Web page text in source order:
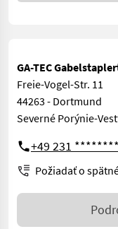
GA-TEC
Freie-Vogel-Str. 11
44263 - Dortmund
Severné Porýnie-
+49 231 ********
Požiadať o